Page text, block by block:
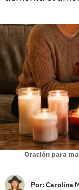
Oración para
Por:Carolina